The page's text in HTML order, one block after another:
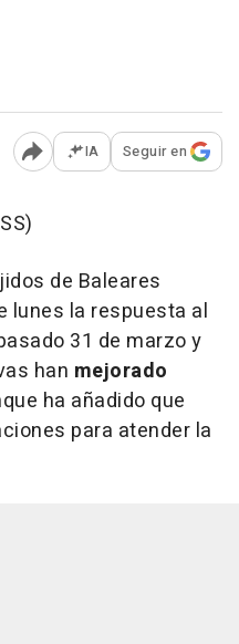
Abrir opciones para
IA Seguir en
de Baleares
lunes la respuesta al
31 de marzo y
han mejorado
ha añadido que
para atender la